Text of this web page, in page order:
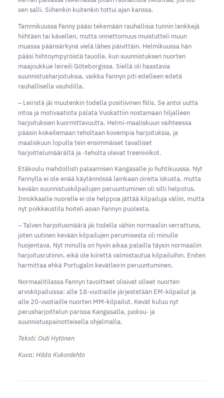
sen salli. Siihenkin kuitenkin tottui ajan kanssa.
Tammikuussa Fanny pääsi tekemään rauhallisia tunnin lenkkejä
hiihtäen tai kävellen, mutta onnettomuus muistutteli muun
muassa päänsärkynä vielä lähes päivittäin. Helmikuussa hän
pääsi hiihtoympyröistä tauolle, kun suunnistuksen nuorten
maajoukkue leireili Göteborgissa. Siellä oli haastavia
suunnistusharjoituksia, vaikka Fannyn piti edelleen edetä
rauhallisella vauhdilla.
‒ Leiristä jäi muutenkin todella positiivinen fiilis. Se antoi uutta
intoa ja motivaatiota palata Vuokattiin nostamaan hiljalleen
harjoituksien kuormittavuutta. Helmi-maaliskuun vaihteessa
pääsin kokeilemaan teholtaan kovempia harjoituksia, ja
maaliskuun lopulla tein ensimmäiset tavalliset
harjoittelumäärältä ja -teholta olevat treeniviikot.
Etäkoulu mahdollisti palaamisen Kangasalle jo huhtikuussa. Nyt
Fannylla ei ole enää käytännössä lainkaan oireita iskusta, mutta
kevään suunnistuskilpailujen peruuntuminen oli silti helpotus.
Innokkaalle nuorelle ei ole helppoa jättää kilpailuja väliin, mutta
nyt poikkeustila hoiteli asian Fannyn puolesta.
‒ Talven harjoitusmäärä jäi todella vähiin normaaliin verrattuna,
joten uutinen kevään kilpailujen perumisesta oli minulle
huojentava. Nyt minulla on hyvin aikaa palailla täysin normaaliin
harjoitusrutiinin, eikä ole kiirettä valmistautua kilpailuihin. Eniten
harmittaa ehkä Portugalin kevätleirin peruuntuminen.
Normaalitilassa Fannyn tavoitteet olisivat olleet nuorten
arvokilpailuissa: alle 18-vuotiaille järjestetään EM-kilpailut ja
alle 20-vuotiaille nuorten MM-kilpailut. Kevät kuluu nyt
perusharjoittelun parissa Kangasalla, juoksu- ja
suunnistuspainotteisella ohjelmalla.
Teksti: Outi Hytönen
Kuva: Hilda Kukonlehto